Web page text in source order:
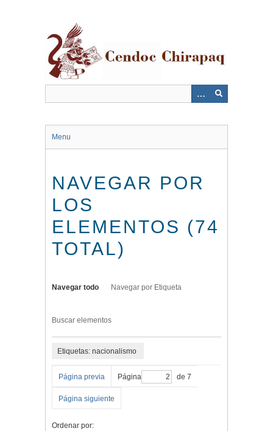
Menu
NAVEGAR POR
LOS
ELEMENTOS (74
TOTAL)
Navegar todo Navegar por Etiqueta
Buscar elementos
Etiquetas: nacionalismo
Página previa Página de 7
Página siguiente
Ordenar por: